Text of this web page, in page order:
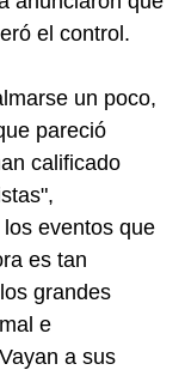
el control.
un poco,
pareció
calificado
eventos que
es tan
grandes
e
a sus